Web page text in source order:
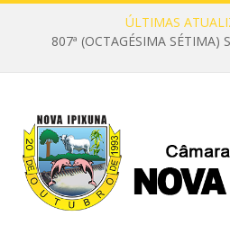
ÚLTIMAS
807ª (OCTAGÉSIMA SÉTIMA)